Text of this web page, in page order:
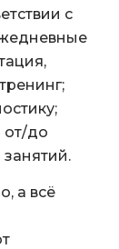
с
от/до
а всё